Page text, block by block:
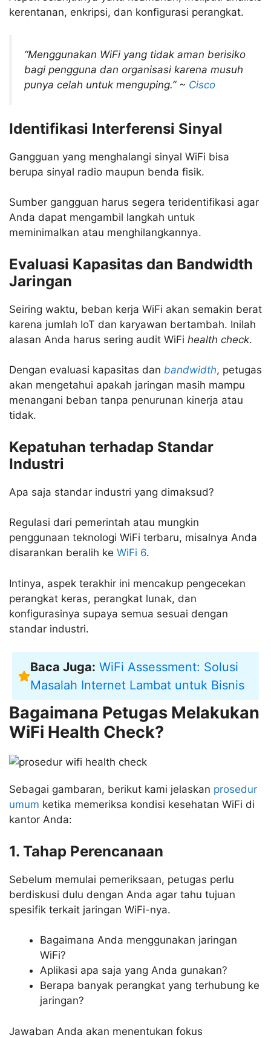
kerentanan, enkripsi, dan konfigurasi perangkat.
“Menggunakan WiFi yang tidak aman berisiko
bagi pengguna dan organisasi karena musuh
punya celah untuk menguping.” ~ Cisco
Identifikasi Interferensi Sinyal
Gangguan yang menghalangi sinyal WiFi bisa
berupa sinyal radio maupun benda fisik.
Sumber gangguan harus segera teridentifikasi agar
Anda dapat mengambil langkah untuk
meminimalkan atau menghilangkannya.
Evaluasi Kapasitas dan Bandwidth
Jaringan
Seiring waktu, beban kerja WiFi akan semakin berat
karena jumlah IoT dan karyawan bertambah. Inilah
alasan Anda harus sering audit WiFi health check.
Dengan evaluasi kapasitas dan bandwidth, petugas
akan mengetahui apakah jaringan masih mampu
menangani beban tanpa penurunan kinerja atau
tidak.
Kepatuhan terhadap Standar
Industri
Apa saja standar industri yang dimaksud?
Regulasi dari pemerintah atau mungkin
penggunaan teknologi WiFi terbaru, misalnya Anda
disarankan beralih ke WiFi 6.
Intinya, aspek terakhir ini mencakup pengecekan
perangkat keras, perangkat lunak, dan
konfigurasinya supaya semua sesuai dengan
standar industri.
Baca Juga: WiFi Assessment: Solusi
Masalah Internet Lambat untuk Bisnis
Bagaimana Petugas Melakukan
WiFi Health Check?
Sebagai gambaran, berikut kami jelaskan prosedur
umum ketika memeriksa kondisi kesehatan WiFi di
kantor Anda:
1. Tahap Perencanaan
Sebelum memulai pemeriksaan, petugas perlu
berdiskusi dulu dengan Anda agar tahu tujuan
spesifik terkait jaringan WiFi-nya.
Bagaimana Anda menggunakan jaringan
WiFi?
Aplikasi apa saja yang Anda gunakan?
Berapa banyak perangkat yang terhubung ke
jaringan?
Jawaban Anda akan menentukan fokus